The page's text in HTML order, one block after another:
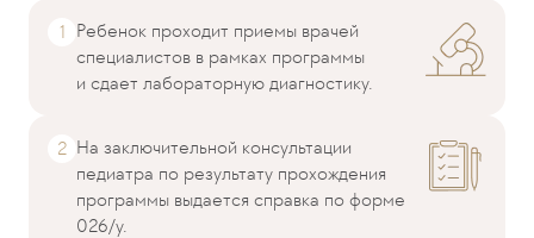
Ребенок проходит приемы врачей
специалистов в рамках программы
и сдает лабораторную диагностику.
На заключительной консультации
педиатра по результату прохождения
программы выдается справка по форме
026/у.